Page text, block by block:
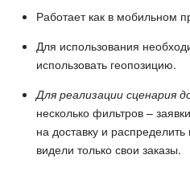
Работает как в мобильном
Для использования
использовать геопозицию.
Для реализации сценария
несколько фильтров –
на доставку и
видели только свои заказы.